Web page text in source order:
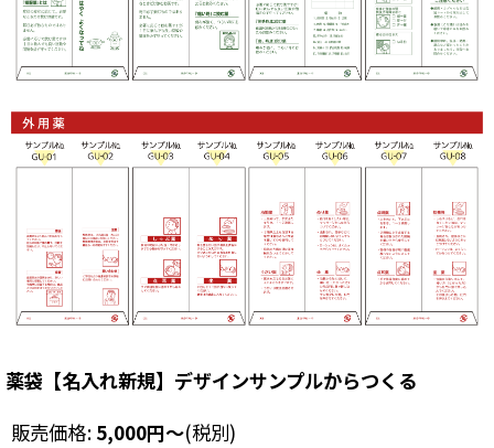
薬袋【名入れ新規】デザインサンプルからつくる
販売価格: 5,000円～(税別)